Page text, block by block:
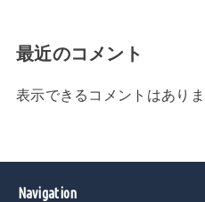
最近のコメント
表示できるコメントはありま
Navigation